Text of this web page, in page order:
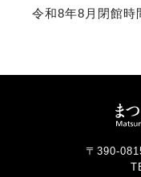
令和8年8月閉館時
〒390-